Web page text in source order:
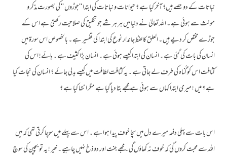
نباتات کے دو حصے ہیں؟ آخر کیا ہے ؟ حیوانات و نباتات کی ابتدا ''جوڑوں '' کی بصورت مذکر و
مونث سے ہوئی ہے ۔ اللہ تعالیٰ نے دنیا میں ہر ہر شے جو تخلیق کی صلاحیت رکھتی ہے اس کے
جوڑے مختص کر دیے ہیں ۔ العلق کا لفظ جاندار نوع کی ابتدا کی تفسیر ہے ۔ بالخصوص اس سورۃ میں
انسان کی بات کی گئی ہے ۔ انسان کی ابتدا کیسے ہوئی ہے ۔ انسان بڑا کثیف ہے ۔ ہائے! اس کی
کثافت اس کو گُناہ کی طرف لے جاتی ہے ۔ یہ کثافت لطافت میں کیسے بدلی جائے ؟ انسان کی نجات کیا
ہے ؟ میں ! میری ابتدا کہاں سے ہوئی ہے مجھے بتا دیا گیا ہے مگر انتہا کیا ہے ؟
اس بات سے پہلی دفعہ میرے دل میں سچا خوف پیدا ہوا ہے ۔ اس سے پہلے میں سوچا کرتی تھی کہ میں
اللہ سے محبت کروں گی کہ خوف نہ کھاؤں گی ۔مجھے جنت اور دوذخ نہیں چاہیے ۔ خیر ! یہ تو بچپن کی سوچ